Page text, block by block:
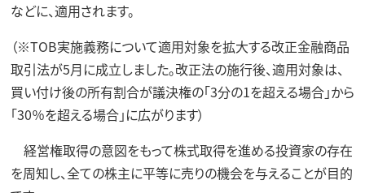
などに、適用されます。
（※TOB実施義務について適用対象を拡大する改正金融商品
取引法が5月に成立しました。改正法の施行後、適用対象は、
買い付け後の所有割合が議決権の「3分の1を超える場合」から
「30％を超える場合」に広がります）
経営権取得の意図をもって株式取得を進める投資家の存在
を周知し、全ての株主に平等に売りの機会を与えることが目的